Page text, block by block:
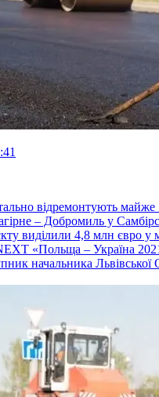
відремонтують
– Добромиль у
виділили 4,8 млн євро у
«Польща – Україна
начальника